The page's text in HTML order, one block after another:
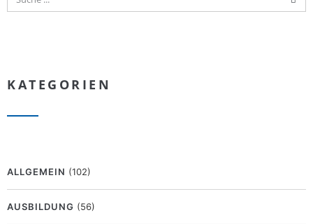
KATEGORIEN
ALLGEMEIN (102)
AUSBILDUNG (56)